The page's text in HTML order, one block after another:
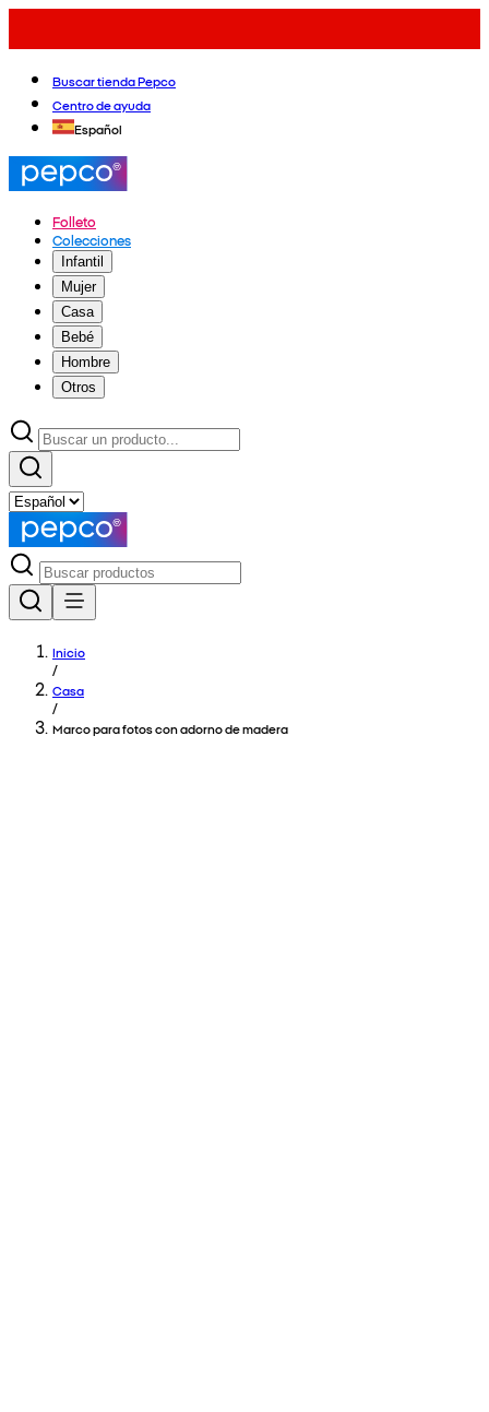
Buscar tienda Pepco
Centro de ayuda
Español
Folleto
Colecciones
Infantil
Mujer
Casa
Bebé
Hombre
Otros
Inicio
/
Casa
/
Marco para fotos con adorno de madera